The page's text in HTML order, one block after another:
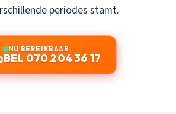
periodes stamt.
NU BEREIKBAAR
BEL 070 204 36 17